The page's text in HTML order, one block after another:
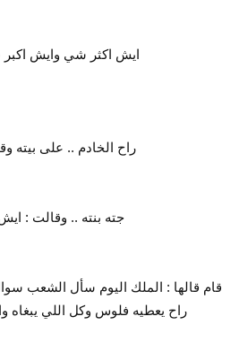
ايش اكثر شي وايش
راح الخادم .. على بيته
جته بنته .. وقالت :
قام قالها : الملك اليوم سأل الشعب
راح يعطيه فلوس وكل اللي يبغاه